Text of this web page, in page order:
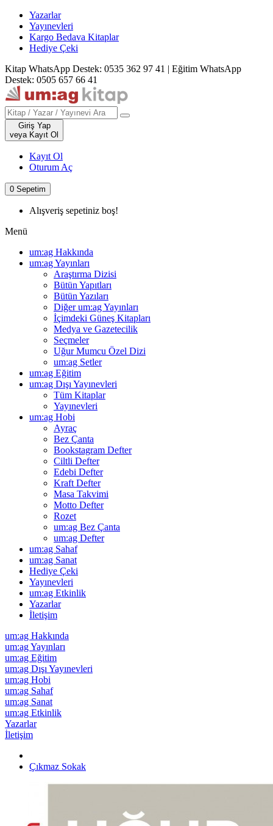
Yazarlar
Yayınevleri
Kargo Bedava Kitaplar
Hediye Çeki
Kitap WhatsApp Destek: 0535 362 97 41 | Eğitim WhatsApp
Destek: 0505 657 66 41
Giriş Yap
veya Kayıt Ol
Kayıt Ol
Oturum Aç
0 Sepetim
Alışveriş sepetiniz boş!
Menü
um:ag Hakkında
um:ag Yayınları
Araştırma Dizisi
Bütün Yapıtları
Bütün Yazıları
Diğer um:ag Yayınları
İçimdeki Güneş Kitapları
Medya ve Gazetecilik
Seçmeler
Uğur Mumcu Özel Dizi
um:ag Setler
um:ag Eğitim
um:ag Dışı Yayınevleri
Tüm Kitaplar
Yayınevleri
um:ag Hobi
Ayraç
Bez Çanta
Bookstagram Defter
Ciltli Defter
Edebi Defter
Kraft Defter
Masa Takvimi
Motto Defter
Rozet
um:ag Bez Çanta
um:ag Defter
um:ag Sahaf
um:ag Sanat
Hediye Çeki
Yayınevleri
um:ag Etkinlik
Yazarlar
İletişim
um:ag Hakkında
um:ag Yayınları
um:ag Eğitim
um:ag Dışı Yayınevleri
um:ag Hobi
um:ag Sahaf
um:ag Sanat
um:ag Etkinlik
Yazarlar
İletişim
Çıkmaz Sokak